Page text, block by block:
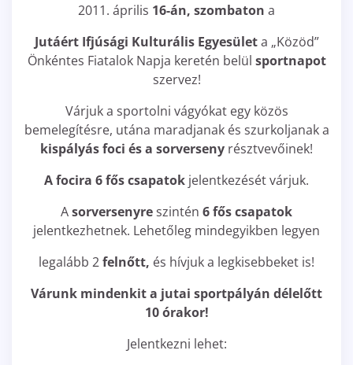
2011. április 16-án, szombaton a
Jutáért Ifjúsági Kulturális Egyesületa „Közöd”
Önkéntes Fiatalok Napja keretén belül sportnapot
szervez!
Várjuk a sportolni vágyókat egy közös
bemelegítésre, utána maradjanak és szurkoljanak a
kispályás foci és a sorverseny résztvevőinek!
A focira 6 fős csapatok jelentkezését várjuk.
Asorversenyreszintén 6 fős csapatok
jelentkezhetnek. Lehetőleg mindegyikben legyen
legalább 2felnőtt, és hívjuk a legkisebbeket is!
Várunk mindenkit a jutai sportpályán délelőtt
10 órakor!
Jelentkezni lehet: